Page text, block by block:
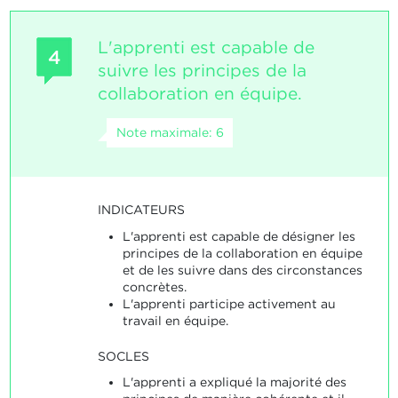
4
L'apprenti est capable de
suivre les principes de la
collaboration en équipe.
Note maximale: 6
INDICATEURS
L'apprenti est capable de désigner les
principes de la collaboration en équipe
et de les suivre dans des circonstances
concrètes.
L'apprenti participe activement au
travail en équipe.
SOCLES
L'apprenti a expliqué la majorité des